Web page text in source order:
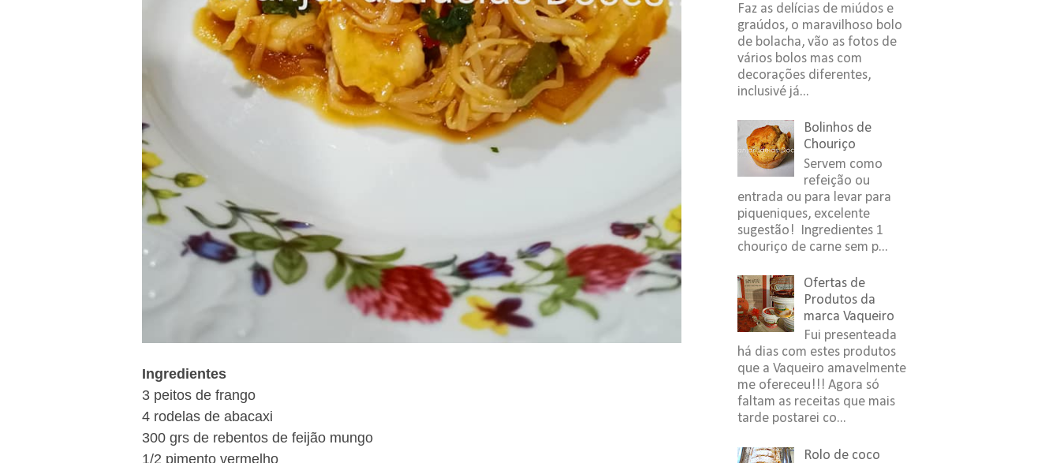
Ingredientes
3 peitos de frango
4 rodelas de abacaxi
300 grs de rebentos de feijão mungo
1/2 pimento vermelho
Faz as delícias de miúdos e
graúdos, o maravilhoso bolo
de bolacha, vão as fotos de
vários bolos mas com
decorações diferentes,
inclusivé já...
Bolinhos de
Chouriço
Servem como
refeição ou
entrada ou para levar para
piqueniques, excelente
sugestão! Ingredientes 1
chouriço de carne sem p...
Ofertas de
Produtos da
marca Vaqueiro
Fui presenteada
há dias com estes produtos
que a Vaqueiro amavelmente
me ofereceu!!! Agora só
faltam as receitas que mais
tarde postarei co...
Rolo de coco